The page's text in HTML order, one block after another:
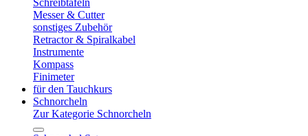
Schreibtafeln
Messer & Cutter
sonstiges Zubehör
Retractor & Spiralkabel
Instrumente
Kompass
Finimeter
für den Tauchkurs
Schnorcheln
Zur Kategorie Schnorcheln